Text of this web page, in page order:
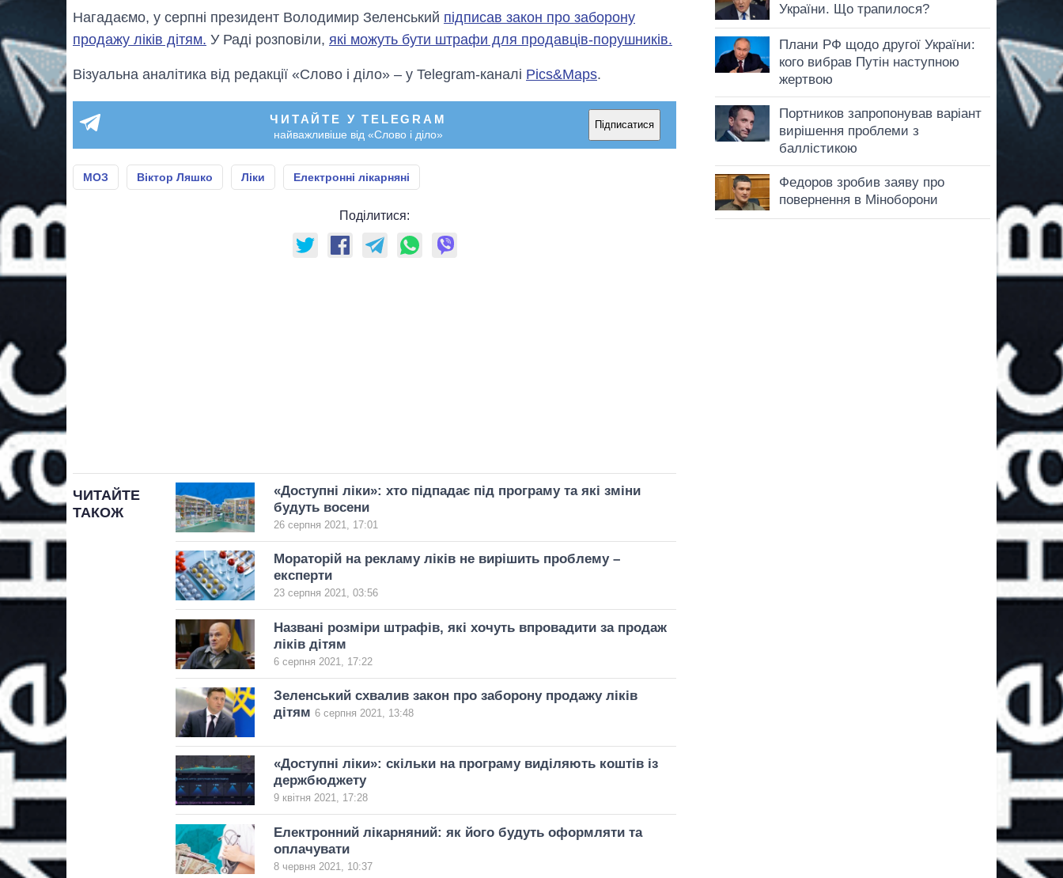
Нагадаємо, у серпні президент Володимир Зеленський підписав закон про заборону
продажу ліків дітям. У Раді розповіли, які можуть бути штрафи для продавців-порушників.
Візуальна аналітика від редакції «Слово і діло» – у Telegram-каналі Pics&Maps.
ЧИТАЙТЕ У TELEGRAM
найважливіше від «Слово і діло»
Підписатися
МОЗ Віктор Ляшко Ліки Електронні лікарняні
Поділитися:
ЧИТАЙТЕ
ТАКОЖ
«Доступні ліки»: хто підпадає під програму та які зміни
будуть восени
26 серпня 2021, 17:01
Мораторій на рекламу ліків не вирішить проблему –
експерти
23 серпня 2021, 03:56
Названі розміри штрафів, які хочуть впровадити за продаж
ліків дітям
6 серпня 2021, 17:22
Зеленський схвалив закон про заборону продажу ліків
дітям 6 серпня 2021, 13:48
«Доступні ліки»: скільки на програму виділяють коштів із
держбюджету
9 квітня 2021, 17:28
Електронний лікарняний: як його будуть оформляти та
оплачувати
8 червня 2021, 10:37